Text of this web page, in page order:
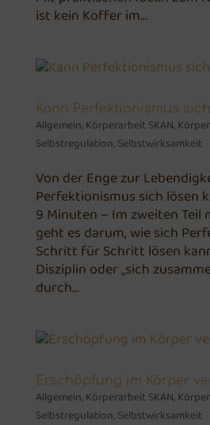
ist kein Koffer im...
Kann Perfektionismus
Allgemein,Körperarbeit SKAN,
Selbstregulation,Selbstwirksamkeit
Von der Enge zur
Perfektionismus sich lösen
9 Minuten – Im zweiten Teil
geht es darum, wie sich
Schritt für Schritt lösen
Disziplin oder „sich
durch...
Erschöpfung im Körper
Allgemein,Körperarbeit SKAN,
Selbstregulation,Selbstwirksamkeit